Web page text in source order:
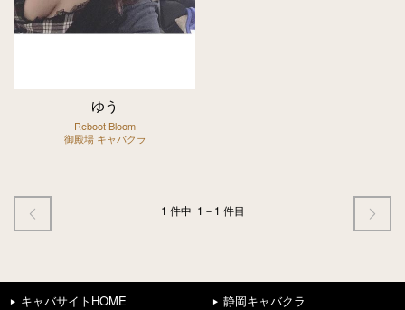
ゆう
Reboot Bloom
御殿場 キャバクラ
1 件中 1－1 件目
キャバサイトHOME 静岡キャバクラ